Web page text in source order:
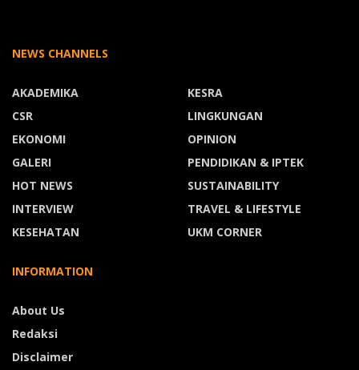
NEWS CHANNELS
AKADEMIKA
CSR
EKONOMI
GALERI
HOT NEWS
INTERVIEW
KESEHATAN
KESRA
LINGKUNGAN
OPINION
PENDIDIKAN & IPTEK
SUSTAINABILITY
TRAVEL & LIFESTYLE
UKM CORNER
INFORMATION
About Us
Redaksi
Disclaimer